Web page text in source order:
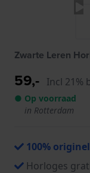
Zwarte Leren
59,- Incl 21%
● Op voorraad
in Rotterdam
100%
Horloges